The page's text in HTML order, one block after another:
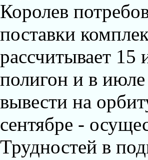
Королев
поставки
рассчитывает
полигон и в июле
вывести на
сентябре -
Трудностей в